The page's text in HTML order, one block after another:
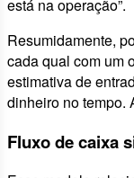
está na operação”.
Resumidamente,
cada qual com um
estimativa de
dinheiro no tempo.
Fluxo de caixa